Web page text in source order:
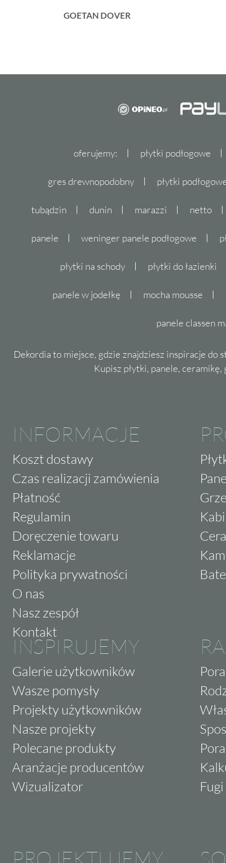
GOETAN DOVER
oferujemy: płytki podłogowe
gres drewnopodobny płytki
tubądzin dunin marazzi netto
panele weninger panele podłogowe
płytki na schody płytki do łazienki
panele w jodełkę mocha mousse
panele classen
Dekordia to miejsce, gdzie znajdziesz inspiracje do
Kupisz płytki, panele,
INFORMACJE
Koszt dostawy
Czas realizacji zamówienia
Płatność
Regulamin
Doręczenie towaru
Reklamacje
Polityka prywatności
O nas
Nasz zespół
Kontakt
INSPIRUJEMY
Galerie użytkowników
Wasze pomysły
Projekty użytkowników
Nasze projekty
Polecane produkty
Aranżacje producentów
Wizualizator
PROJEKTUJEMY